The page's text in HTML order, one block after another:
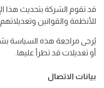
قد تقوم الشركة بتحديث هذا
للأنظمة والقوانين وتعديلاتهم.
يُرجى مراجعة هذه السياسة
أو تعديلات قد تطرأ عليها.
بيانات الاتصال